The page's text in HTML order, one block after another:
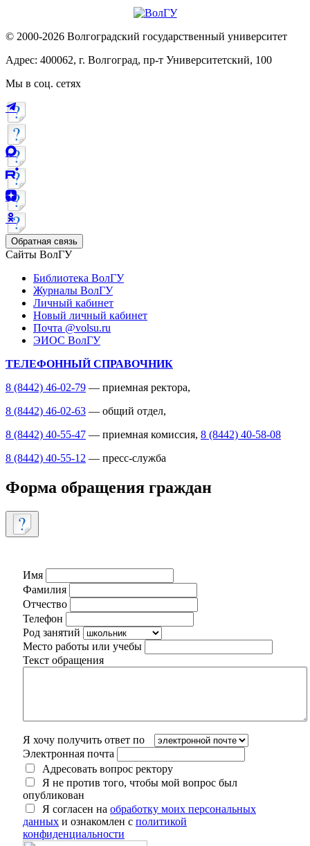
© 2000-2026 Волгоградский государственный университет
Адрес: 400062, г. Волгоград, пр-т Университетский, 100
Мы в соц. сетях
Обратная связь
Сайты ВолГУ
Библиотека ВолГУ
Журналы ВолГУ
Личный кабинет
Новый личный кабинет
Почта @volsu.ru
ЭИОС ВолГУ
ТЕЛЕФОННЫЙ СПРАВОЧНИК
8 (8442) 46-02-79 — приемная ректора,
8 (8442) 46-02-63 — общий отдел,
8 (8442) 40-55-47 — приемная комиссия, 8 (8442) 40-58-08
8 (8442) 40-55-12 — пресс-служба
Форма обращения граждан
Имя
Фамилия
Отчество
Телефон
Род занятий
Место работы или учебы
Текст обращения
Я хочу получить ответ по
Электронная почта
Адресовать вопрос ректору
Я не против того, чтобы мой вопрос был
опубликован
Я согласен на обработку моих персональных
данных и ознакомлен с политикой
конфиденциальности